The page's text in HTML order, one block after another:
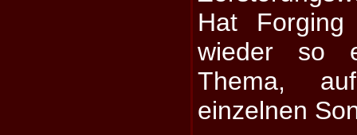
Hat
wieder so
Thema,
einzelnen